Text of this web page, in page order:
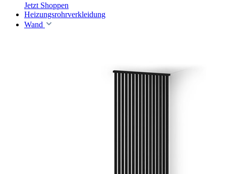
Jetzt Shoppen
Heizungsrohrverkleidung
Wand